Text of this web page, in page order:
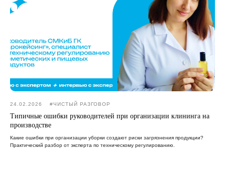
24.02.2026 #ЧИСТЫЙ РАЗГОВОР
Типичные ошибки руководителей при организации клининга на
производстве
Какие ошибки при организации уборки создают риски загрязнения продукции?
Практический разбор от эксперта по техническому регулированию.